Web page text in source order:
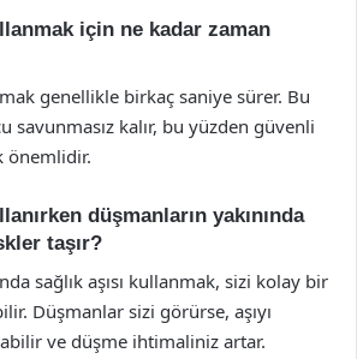
için ne kadar zaman
genellikle birkaç saniye sürer. Bu
savunmasız kalır, bu yüzden güvenli
önemlidir.
düşmanların yakınında
taşır?
sağlık aşısı kullanmak, sizi kolay bir
Düşmanlar sizi görürse, aşıyı
ve düşme ihtimaliniz artar.